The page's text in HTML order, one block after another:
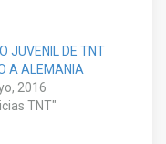
JUVENIL DE TNT
A ALEMANIA
2016
TNT"